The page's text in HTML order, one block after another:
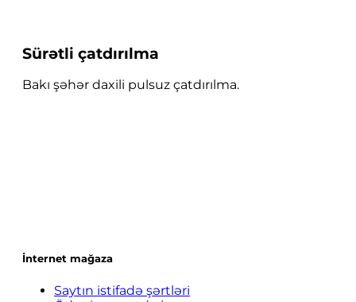
Sürətli çatdırılma
Bakı şəhər daxili pulsuz çatdırılma.
İnternet mağaza
Saytın istifadə şərtləri